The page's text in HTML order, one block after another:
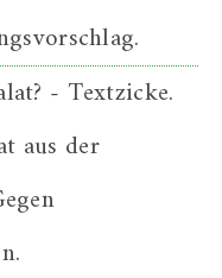
- Textzicke.
aus der